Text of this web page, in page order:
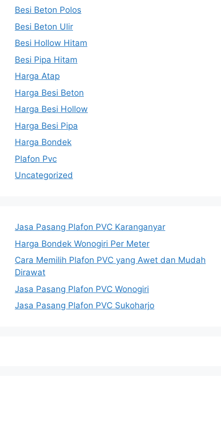
Besi Beton Polos
Besi Beton Ulir
Besi Hollow Hitam
Besi Pipa Hitam
Harga Atap
Harga Besi Beton
Harga Besi Hollow
Harga Besi Pipa
Harga Bondek
Plafon Pvc
Uncategorized
Jasa Pasang Plafon PVC Karanganyar
Harga Bondek Wonogiri Per Meter
Cara Memilih Plafon PVC yang Awet dan Mudah
Dirawat
Jasa Pasang Plafon PVC Wonogiri
Jasa Pasang Plafon PVC Sukoharjo